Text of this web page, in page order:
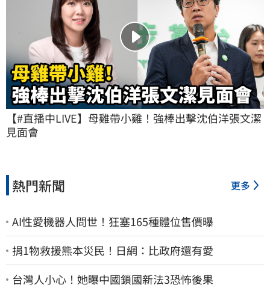
【#直播中LIVE】母雞帶小雞！強棒出擊沈伯洋張文潔
見面會
熱門新聞 更多
AI性愛機器人問世！狂塞165種體位售價曝
捐1物救援熊本災民！日網：比政府還有愛
台灣人小心！她曝中國鎖國新法3恐怖後果